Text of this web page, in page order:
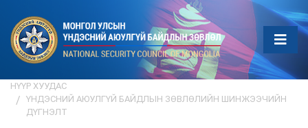
НҮҮР ХУУДАС
ҮНДЭСНИЙ АЮУЛГҮЙ БАЙДЛЫН ЗӨВЛӨЛИЙН ШИНЖЭЭЧИЙН
ДҮГНЭЛТ